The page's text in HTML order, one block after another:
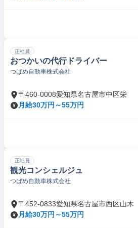
正社員
おつかいの代行ドライバー
つばめ自動車株式会社
〒460-0008愛知県名古屋市中区栄
月給30万円～55万円
正社員
観光コンシェルジュ
つばめ自動車株式会社
〒452-0833愛知県名古屋市西区山木
月給30万円～55万円